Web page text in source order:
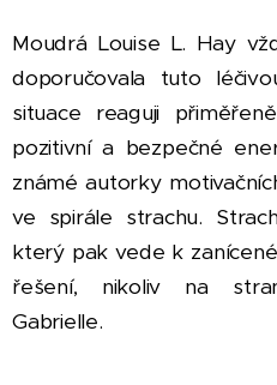
Moudrá Louise L. Hay
doporučovala tuto
situace reaguji
pozitivní a bezpečné
známé autorky
ve spirále strachu.
který pak vede k
řešení, nikoliv na
Gabrielle.